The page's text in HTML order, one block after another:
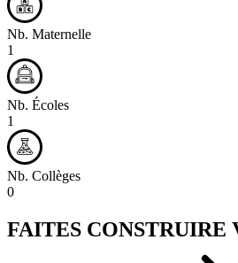
Nb. Maternelle
1
Nb. Écoles
1
Nb. Collèges
0
FAITES CONSTRUIRE